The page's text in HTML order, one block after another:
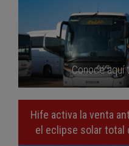
Conoce aquí
Hife activa la venta
el eclipse solar total